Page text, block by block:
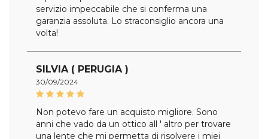
servizio impeccabile che si conferma una
garanzia assoluta. Lo straconsiglio ancora una
volta!
SILVIA ( PERUGIA )
30/09/2024
Non potevo fare un acquisto migliore. Sono
anni che vado da un ottico all ' altro per trovare
una lente che mi permetta di risolvere i miei